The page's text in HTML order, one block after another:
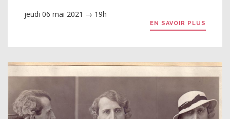
jeudi 06 mai 2021 → 19h
EN SAVOIR PLUS